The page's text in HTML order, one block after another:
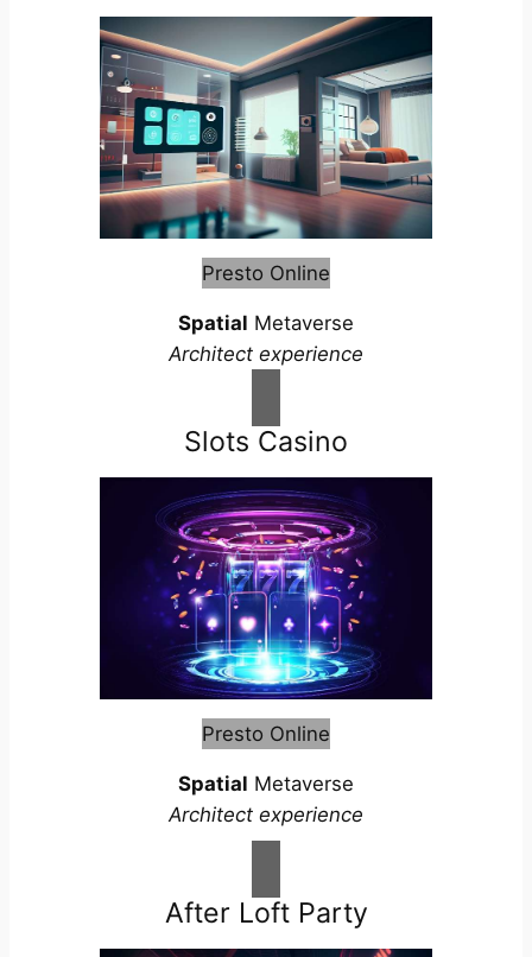
Presto Online
Spatial Metaverse
Architect experience
Slots Casino
Presto Online
Spatial Metaverse
Architect experience
After Loft Party